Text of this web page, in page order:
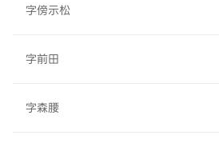
字傍示松
字前田
字森腰